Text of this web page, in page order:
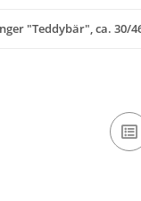
"Teddybär", ca. 30/